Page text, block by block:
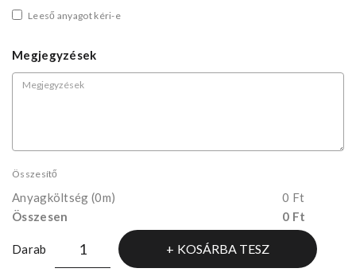
Leeső anyagot kéri-e
Megjegyzések
Összesítő
Anyagköltség (0m)
0 Ft
Összesen
0 Ft
Darab KOSÁRBA TESZ